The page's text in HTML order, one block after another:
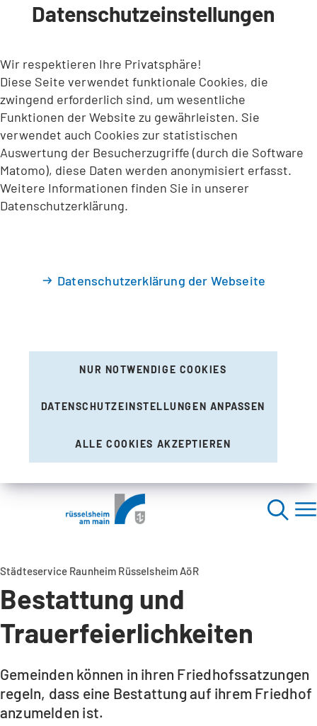
INHALT ANSPRINGEN
Datenschutzeinstellungen
Wir respektieren Ihre Privatsphäre!
Diese Seite verwendet funktionale Cookies, die
zwingend erforderlich sind, um wesentliche
Funktionen der Website zu gewährleisten. Sie
verwendet auch Cookies zur statistischen
Auswertung der Besucherzugriffe (durch die Software
Matomo), diese Daten werden anonymisiert erfasst.
Weitere Informationen finden Sie in unserer
Datenschutzerklärung.
Datenschutzerklärung der Webseite
NUR NOTWENDIGE COOKIES
DATENSCHUTZEINSTELLUNGEN ANPASSEN
ALLE COOKIES AKZEPTIEREN
Städteservice Raunheim Rüsselsheim AöR
Bestattung und
Trauerfeierlichkeiten
Gemeinden können in ihren Friedhofssatzungen
regeln, dass eine Bestattung auf ihrem Friedhof
anzumelden ist.